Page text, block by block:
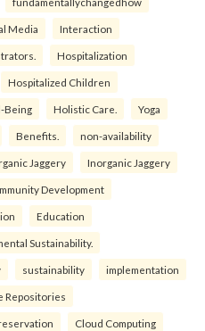
Media Interaction
Hospitalization
Hospitalized Children
Being Holistic Care. Yoga
Benefits. non-availability
Jaggery Inorganic Jaggery
Development
Education
Sustainability.
sustainability implementation
Repositories
Cloud Computing